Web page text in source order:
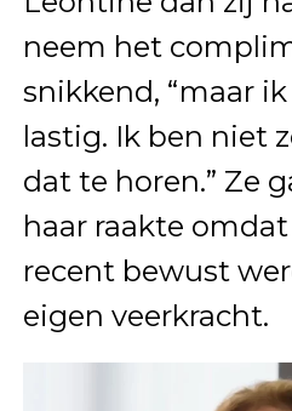
neem het
snikkend, “maar
lastig. Ik ben niet
dat te horen.” Ze
haar raakte
recent bewust
eigen veerkracht.